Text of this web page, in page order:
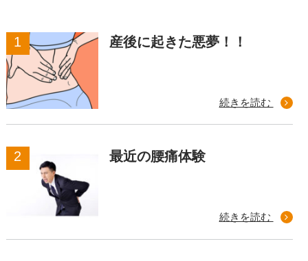
産後に起きた悪夢！！
続きを読む
最近の腰痛体験
続きを読む